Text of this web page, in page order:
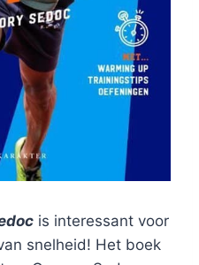
is interessant voor
snelheid! Het boek